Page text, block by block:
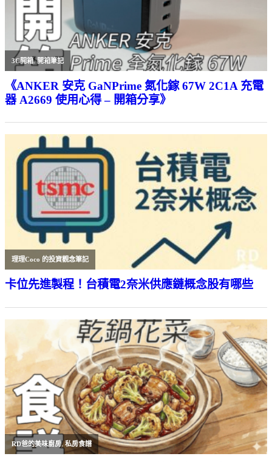
3C開箱,開箱筆記
《ANKER 安克 GaNPrime 氮化鎵 67W 2C1A 充電
器 A2669 使用心得 – 開箱分享》
理理Coco 的投資觀念筆記
卡位先進製程！台積電2奈米供應鏈概念股有哪些
RD爸的美味廚房,私房食譜